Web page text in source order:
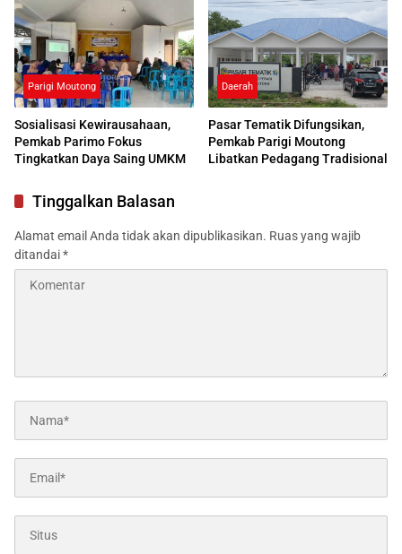
Parigi Moutong
Sosialisasi Kewirausahaan,
Pemkab Parimo Fokus
Tingkatkan Daya Saing UMKM
Daerah
Pasar Tematik Difungsikan,
Pemkab Parigi Moutong
Libatkan Pedagang Tradisional
Tinggalkan Balasan
Alamat email Anda tidak akan dipublikasikan. Ruas yang wajib
ditandai*